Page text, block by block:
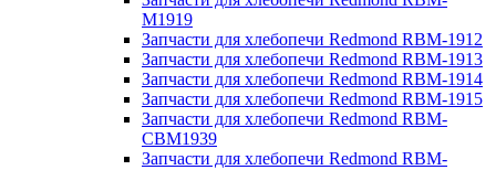
M1919
Запчасти для хлебопечи Redmond RBM-1912
Запчасти для хлебопечи Redmond RBM-1913
Запчасти для хлебопечи Redmond RBM-1914
Запчасти для хлебопечи Redmond RBM-1915
Запчасти для хлебопечи Redmond RBM-
CBM1939
Запчасти для хлебопечи Redmond RBM-